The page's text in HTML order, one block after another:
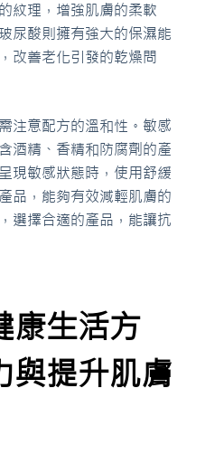
紋理，增強肌膚的柔軟
尿酸則擁有強大的保濕能
改善老化引發的乾燥問
注意配方的溫和性。敏感
酒精、香精和防腐劑的產
現敏感狀態時，使用舒緩
品，能夠有效減輕肌膚的
選擇合適的產品，能讓抗
康生活方
與提升肌膚